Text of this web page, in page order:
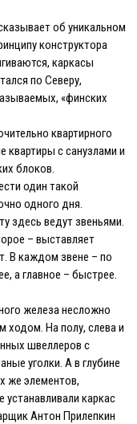
об уникальном
конструктора
каркасы
по Северу,
«финских
квартирного
квартиры с санузлами и
блоков.
один такой
одного дня.
здесь ведут звеньями.
– выставляет
В каждом звене – по
а главное – быстрее.
железа несложно
ходом. На полу, слева и
швеллеров с
уголки. А в глубине
же элементов,
каркас
Антон Прилепкин